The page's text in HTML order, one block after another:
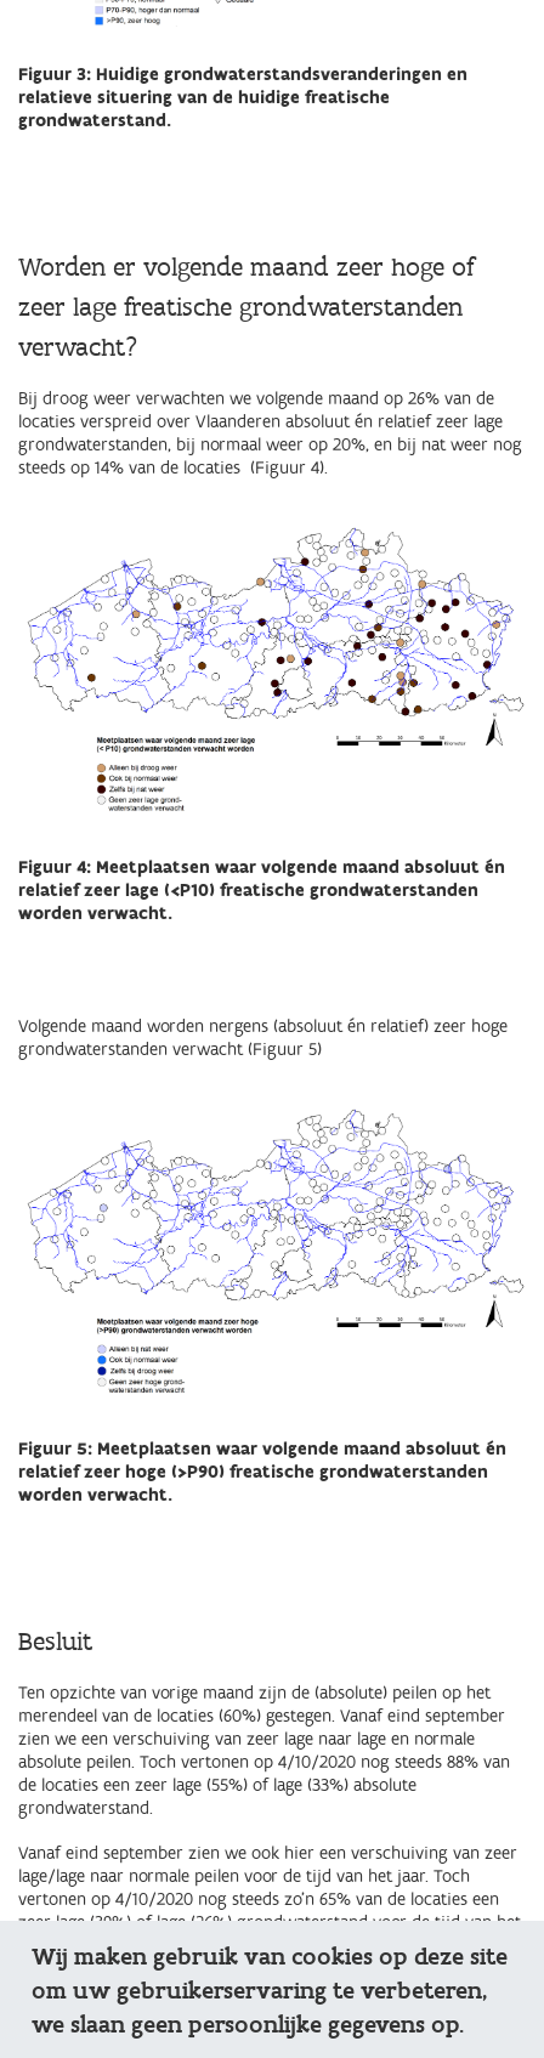
Figuur 3: Huidige grondwaterstandsveranderingen en
relatieve situering van de huidige freatische
grondwaterstand.
Worden er volgende maand zeer hoge of
zeer lage freatische grondwaterstanden
verwacht?
Bij droog weer verwachten we volgende maand op 26% van de
locaties verspreid over Vlaanderen absoluut én relatief zeer lage
grondwaterstanden, bij normaal weer op 20%, en bij nat weer nog
steeds op 14% van de locaties (Figuur 4).
Figuur 4: Meetplaatsen waar volgende maand absoluut én
relatief zeer lage (<P10) freatische grondwaterstanden
worden verwacht.
Volgende maand worden nergens (absoluut én relatief) zeer hoge
grondwaterstanden verwacht (Figuur 5)
Figuur 5: Meetplaatsen waar volgende maand absoluut én
relatief zeer hoge (>P90) freatische grondwaterstanden
worden verwacht.
Besluit
Ten opzichte van vorige maand zijn de (absolute) peilen op het
merendeel van de locaties (60%) gestegen. Vanaf eind september
zien we een verschuiving van zeer lage naar lage en normale
absolute peilen. Toch vertonen op 4/10/2020 nog steeds 88% van
de locaties een zeer lage (55%) of lage (33%) absolute
grondwaterstand.
Vanaf eind september zien we ook hier een verschuiving van zeer
lage/lage naar normale peilen voor de tijd van het jaar. Toch
vertonen op 4/10/2020 nog steeds zo’n 65% van de locaties een
zeer lage (39%) of lage (26%) grondwaterstand voor de tijd van het
jaar. Op die locaties verwachten we rond deze tijd van het jaar een
hogere grondwatertafel. Deze situatie is voornamelijk het gevolg
van de opgetreden droogte de voorbije maanden (en jaren).
Het freatische grondwater bevindt zich dit jaar in een
Wij maken gebruik van cookies op deze site
om uw gebruikerservaring te verbeteren,
we slaan geen persoonlijke gegevens op.